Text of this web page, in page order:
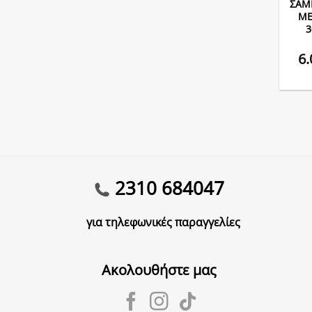
ΜΕ
2310 684047
για τηλεφωνικές παραγγελίες
Ακολουθήστε μας